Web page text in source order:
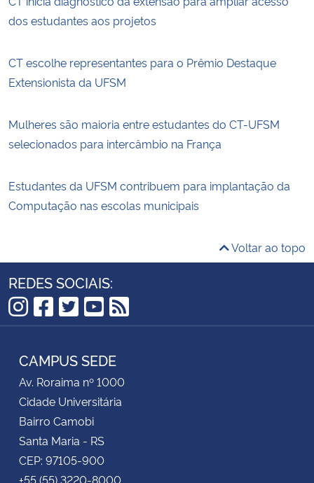
dos estudantes aos projetos
CT escolhe representantes para o Prêmio Destaque
Extensionista da UFSM
Mulheres são maioria entre estudantes do CT-UFSM
selecionados para intercâmbio na França
Estudantes da UFSM contribuem para implantação da
Computação nas escolas municipais
Voltar ao topo
REDES SOCIAIS:
Instagram
Facebook
Twitter
YouTube
RSS
CAMPUS SEDE
Av. Roraima nº 1000
Cidade Universitária
Bairro Camobi
Santa Maria - RS
CEP: 97105-900
+55 (55) 3220-8000